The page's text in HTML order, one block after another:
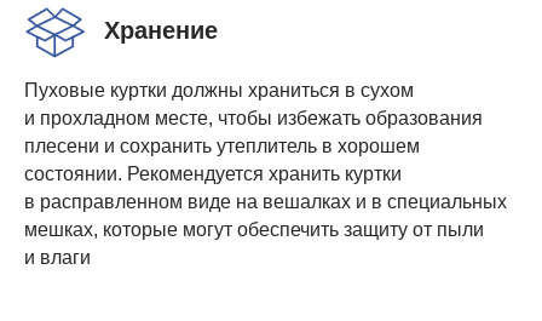
Хранение
Пуховые куртки должны храниться в сухом
и прохладном месте, чтобы избежать образования
плесени и сохранить утеплитель в хорошем
состоянии. Рекомендуется хранить куртки
в расправленном виде на вешалках и в специальных
мешках, которые могут обеспечить защиту от пыли
и влаги